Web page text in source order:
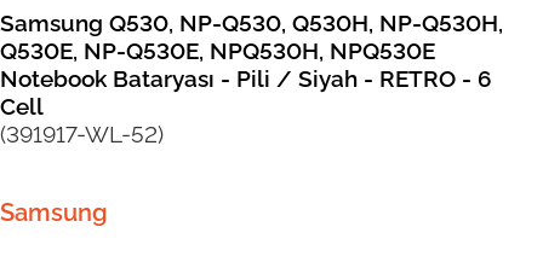
Samsung Q530, NP-Q530, Q530H, NP-Q530H,
Q530E, NP-Q530E, NPQ530H, NPQ530E
Notebook Bataryası - Pili / Siyah - RETRO - 6
Cell
(391917-WL-52)
Samsung